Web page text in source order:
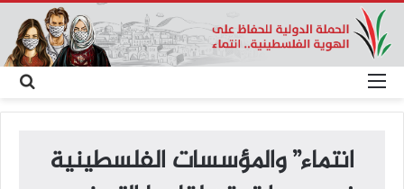
عن
القائمة
انتماء” والمؤسسات الفلسطينية